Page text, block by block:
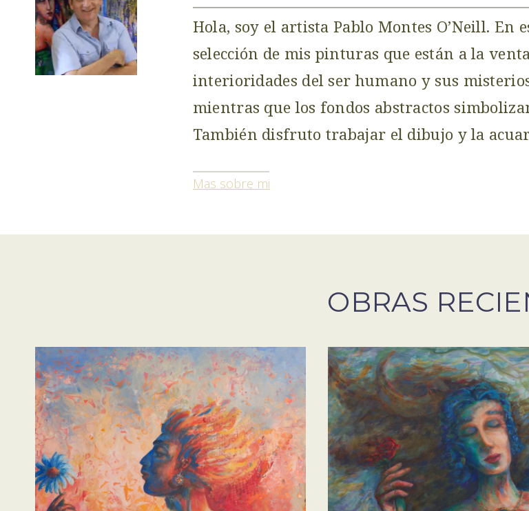
Hola, soy el artista Pablo Montes O’Neill.
selección de mis pinturas que están a la
interioridades del ser humano y sus
mientras que los fondos abstractos
También disfruto trabajar el dibujo y la
Mas sobre mi
OBRAS